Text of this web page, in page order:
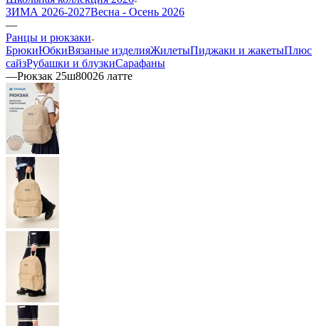
ЗИМА 2026-2027Весна - Осень 2026
—
Ранцы и рюкзаки
БрюкиЮбкиВязаные изделияЖилетыПиджаки и жакетыПлюс
сайзРубашки и блузкиСарафаны
—Рюкзак 25ш80026 латте